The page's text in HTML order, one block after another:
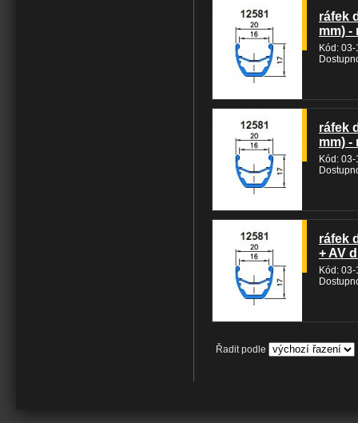
ráfek
mm) -
Kód:
ráfek
mm) -
Kód:
ráfek
+ AV
Kód:
Řadit podle